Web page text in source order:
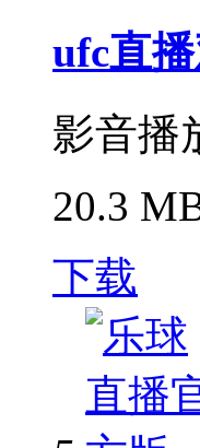
ufc直
影音播
20.3
下载